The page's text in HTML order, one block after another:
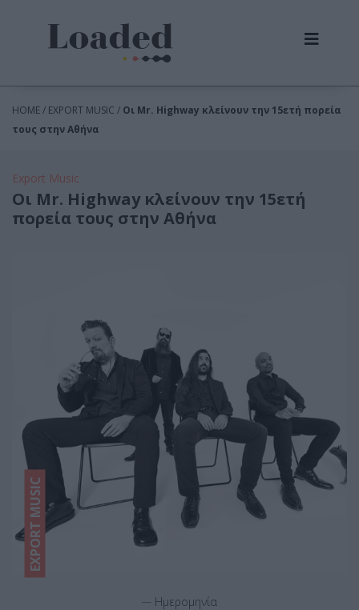
HOME / EXPORT MUSIC / Οι Mr. Highway κλείνουν την 15ετή πορεία
τους στην Αθήνα
Export Music
Οι Mr. Highway κλείνουν την 15ετή
πορεία τους στην Αθήνα
EXPORT MUSIC
Ημερομηνία